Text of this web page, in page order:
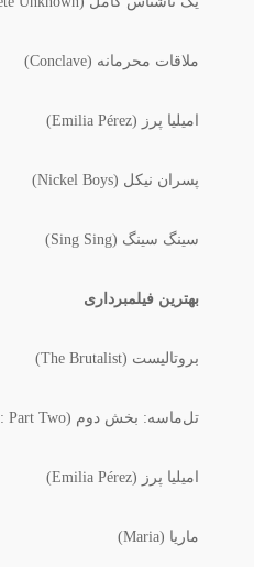
ملاقات محرمانه (Conclave)
امیلیا پرز (Emilia Pérez)
پسران نیکل (Nickel Boys)
سینگ سینگ (Sing Sing)
بهترین فیلمبرداری
بروتالیست (The Brutalist)
تل‌ماسه: بخش دوم (Dune: Part Two)
امیلیا پرز (Emilia Pérez)
ماریا (Maria)